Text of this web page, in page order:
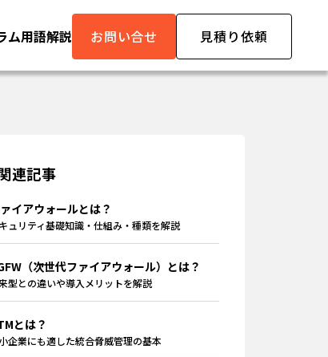
ム用語解説 お問い合せ 見積り依頼
連記事
イアウォールとは？
ュリティ基礎知識・仕組み・種類を解説
（次世代ファイアウォール）とは？
型との違いや導入メリットを解説
とは？
企業にも適した統合脅威管理の基本